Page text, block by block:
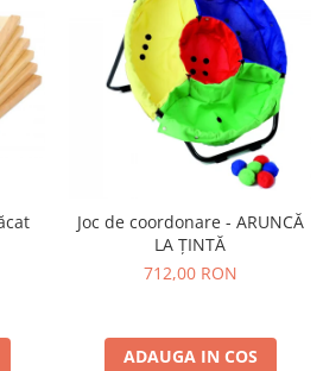
Joc de coordonare - ARUNCĂ
LA ȚINTĂ
712,00 RON
ADAUGA IN COS